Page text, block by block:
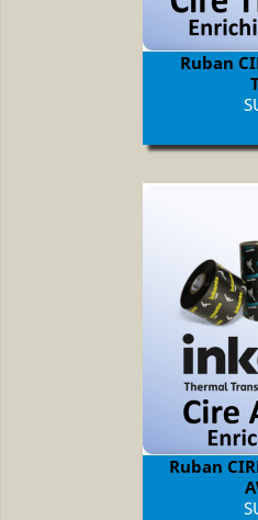
Ruban
Ruban